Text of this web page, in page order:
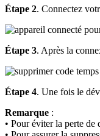
Étape 2. Connectez
Étape 3. Après la
Étape 4. Une fois le
Remarque :
• Pour éviter la perte de